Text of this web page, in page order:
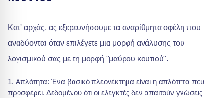
Κατ' αρχάς, ας εξερευνήσουμε τα αναρίθμητα οφέλη που
αναδύονται όταν επιλέγετε μια μορφή ανάλυσης του
λογισμικού σας με τη μορφή "μαύρου κουτιού".
Απλότητα: Ένα βασικό πλεονέκτημα είναι η απλότητα που
προσφέρει. Δεδομένου ότι οι ελεγκτές δεν απαιτούν γνώσεις